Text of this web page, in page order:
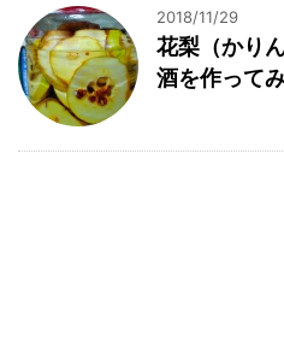
2018/11/29
花梨（かり
酒を作って